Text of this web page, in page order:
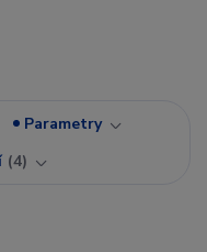
Parametry
4